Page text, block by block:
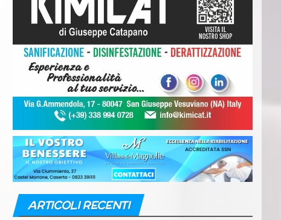
ARTICOLI RECENTI